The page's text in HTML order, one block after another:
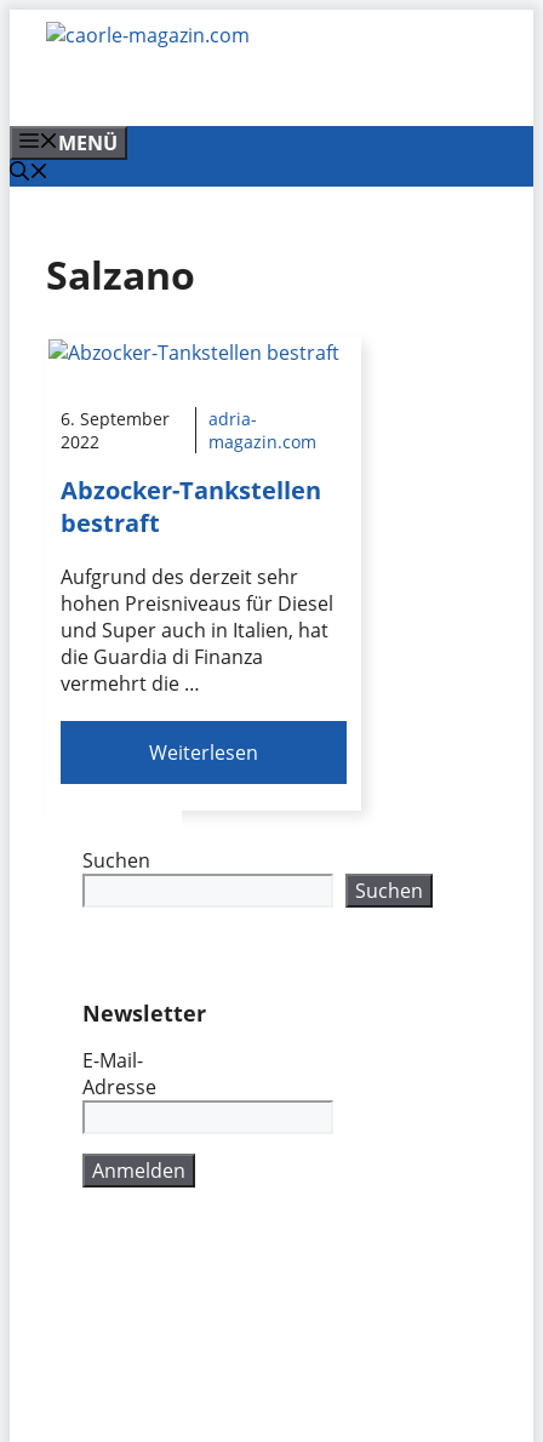
Zum
Inhalt
MENÜ
Salzano
6. September
2022
adria-
magazin.com
Abzocker-Tankstellen
bestraft
Aufgrund des derzeit sehr
hohen Preisniveaus für Diesel
und Super auch in Italien, hat
die Guardia di Finanza
vermehrt die …
Weiterlesen
Suchen
Suchen
Newsletter
E-Mail-
Adresse